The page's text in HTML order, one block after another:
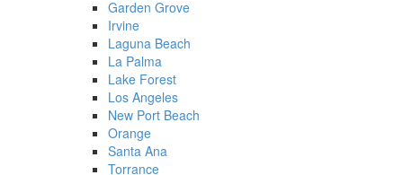
Garden Grove
Irvine
Laguna Beach
La Palma
Lake Forest
Los Angeles
New Port Beach
Orange
Santa Ana
Torrance